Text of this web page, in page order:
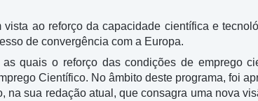
ao reforço da capacidade científica e
de convergência com a Europa.
quais o reforço das condições de emprego
Científico. No âmbito deste programa, foi
na sua redação atual, que consagra uma nova